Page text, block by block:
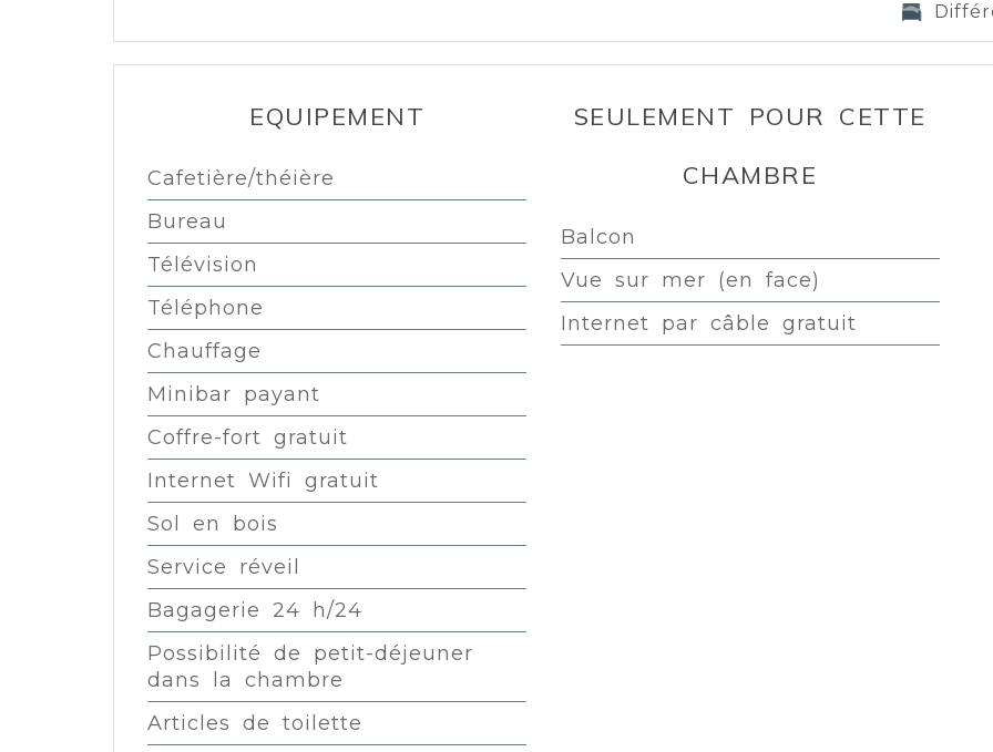
EQUIPEMENT
Cafetière/théière
Bureau
Télévision
Téléphone
Chauffage
Minibar payant
Coffre-fort gratuit
Internet Wifi gratuit
Sol en bois
Service réveil
Bagagerie 24 h/24
Possibilité de petit-déjeuner
dans la chambre
Articles de toilette
SEULEMENT POUR CETTE
CHAMBRE
Balcon
Vue sur mer (en face)
Internet par câble gratuit